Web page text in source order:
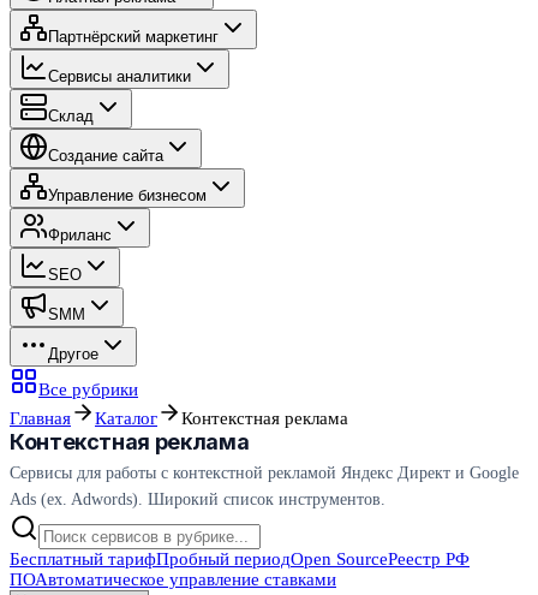
Партнёрский маркетинг
Сервисы аналитики
Склад
Создание сайта
Управление бизнесом
Фриланс
SEO
SMM
Другое
Все рубрики
Главная
Каталог Контекстная реклама
Контекстная реклама
Сервисы для работы с контекстной рекламой Яндекс Директ и Google
Ads (ex. Adwords). Широкий список инструментов.
Бесплатный тарифПробный периодOpen SourceРеестр РФ
ПОАвтоматическое управление ставками